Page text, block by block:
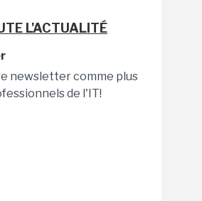
L'ACTUALITÉ
newsletter comme plus
de l'IT!